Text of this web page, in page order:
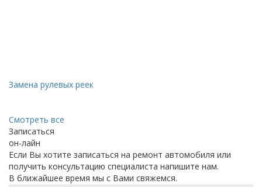
Замена рулевых реек
Смотреть все
Записаться
он-лайн
Если Вы хотите записаться на ремонт автомобиля или
получить консультацию специалиста напишите нам.
В ближайшее время мы с Вами свяжемся.